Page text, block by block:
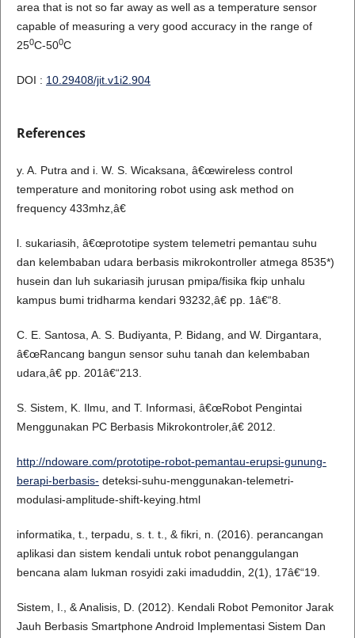
area that is not so far away as well as a temperature sensor
capable of measuring a very good accuracy in the range of
250C-500C
DOI : 10.29408/jit.v1i2.904
References
y. A. Putra and i. W. S. Wicaksana, â€œwireless control
temperature and monitoring robot using ask method on
frequency 433mhz,â€
l. sukariasih, â€œprototipe system telemetri pemantau suhu
dan kelembaban udara berbasis mikrokontroller atmega 8535*)
husein dan luh sukariasih jurusan pmipa/fisika fkip unhalu
kampus bumi tridharma kendari 93232,â€ pp. 1â€“8.
C. E. Santosa, A. S. Budiyanta, P. Bidang, and W. Dirgantara,
â€œRancang bangun sensor suhu tanah dan kelembaban
udara,â€ pp. 201â€“213.
S. Sistem, K. Ilmu, and T. Informasi, â€œRobot Pengintai
Menggunakan PC Berbasis Mikrokontroler,â€ 2012.
http://ndoware.com/prototipe-robot-pemantau-erupsi-gunung-
berapi-berbasis- deteksi-suhu-menggunakan-telemetri-
modulasi-amplitude-shift-keying.html
informatika, t., terpadu, s. t. t., & fikri, n. (2016). perancangan
aplikasi dan sistem kendali untuk robot penanggulangan
bencana alam lukman rosyidi zaki imaduddin, 2(1), 17â€“19.
Sistem, I., & Analisis, D. (2012). Kendali Robot Pemonitor Jarak
Jauh Berbasis Smartphone Android Implementasi Sistem Dan